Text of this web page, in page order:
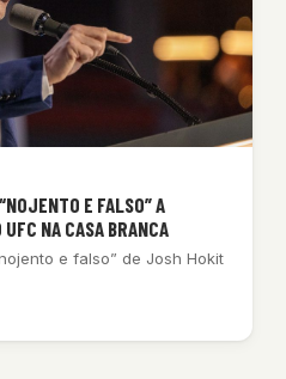
E FALSO” A
NA CASA BRANCA
e falso” de Josh Hokit